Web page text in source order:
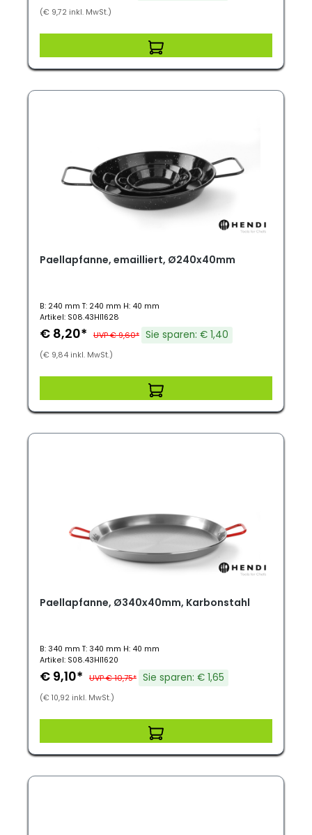
(€ 9,72 inkl. MwSt.)
Paellapfanne, emailliert, Ø240x40mm
B: 240 mm T: 240 mm H: 40 mm
Artikel: S08.43HI1628
€ 8,20* UVP € 9,60* Sie sparen: € 1,40
(€ 9,84 inkl. MwSt.)
Paellapfanne, Ø340x40mm, Karbonstahl
B: 340 mm T: 340 mm H: 40 mm
Artikel: S08.43HI1620
€ 9,10* UVP € 10,75* Sie sparen: € 1,65
(€ 10,92 inkl. MwSt.)